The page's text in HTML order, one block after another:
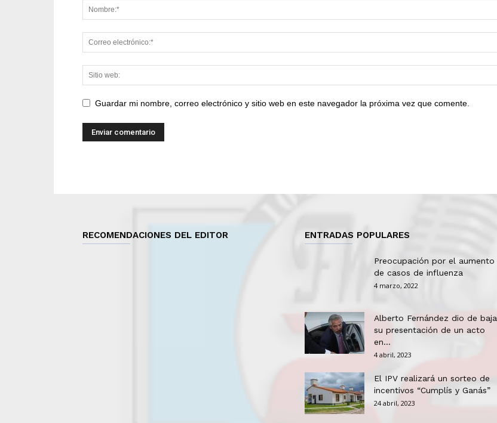
Guardar mi nombre, correo electrónico y sitio web en este navegador la próxima vez que comente.
RECOMENDACIONES DEL EDITOR ENTRADAS POPULARES
Preocupación por el aumento
de casos de influenza
4 marzo, 2022
Alberto Fernández dio de baja
su presentación de un acto
en...
4 abril, 2023
El IPV realizará un sorteo de
incentivos “Cumplís y Ganás”
24 abril, 2023